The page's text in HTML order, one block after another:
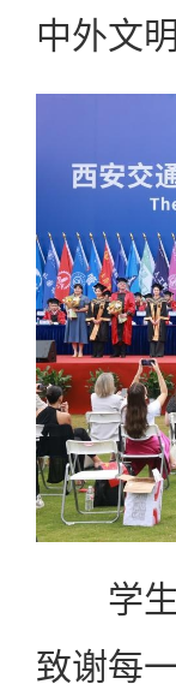
中外文
学生
致谢每